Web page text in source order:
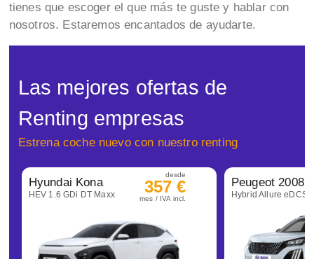
tienes que escoger el que más te guste y hablar con
nosotros. Estaremos encantados de ayudarte.
Las mejores ofertas de
Renting empresas
Estrena coche nuevo con nuestro renting
Hyundai Kona
HEV 1.6 GDi DT Maxx
desde
357 €
mes / IVA incl.
Peugeot 2008
Hybrid Allure eDCS6